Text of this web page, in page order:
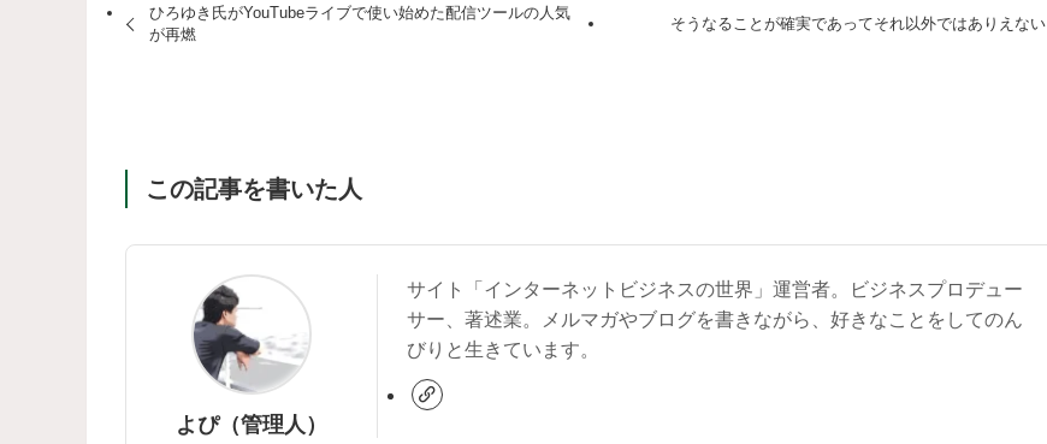
ひろゆき氏がYouTubeライブで使い始めた配信ツールの人気
が再燃
そうなることが確実であってそれ以外ではありえない
この記事を書いた人
よぴ（管理人）
サイト「インターネットビジネスの世界」運営者。ビジネスプロデュー
サー、著述業。メルマガやブログを書きながら、好きなことをしてのん
びりと生きています。